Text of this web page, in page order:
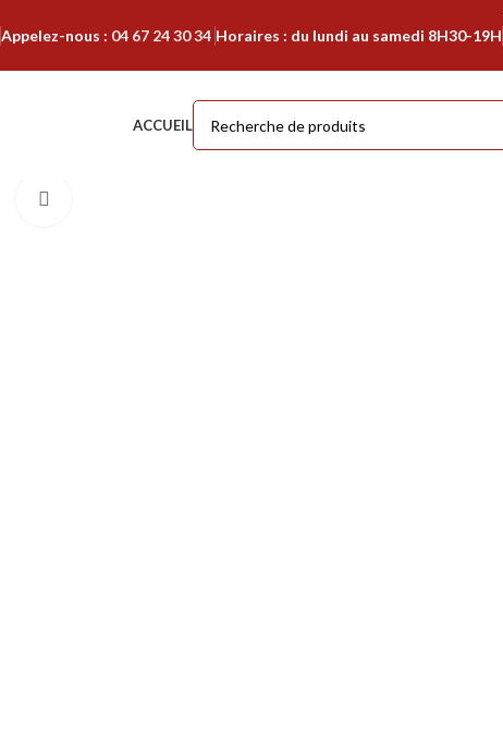
Appelez-nous : 04 67 24 30 34 Horaires : du lundi au samedi 8H30-19H
ACCUEIL